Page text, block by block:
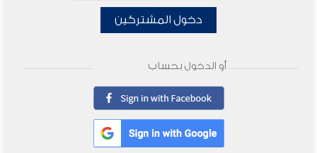
دخول المشتركين
أو الدخول بحساب